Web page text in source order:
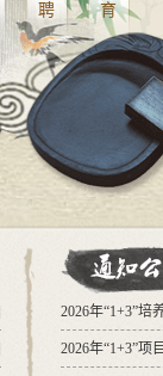
聘
育
2026年“1+3”培
2026年“1+3”项